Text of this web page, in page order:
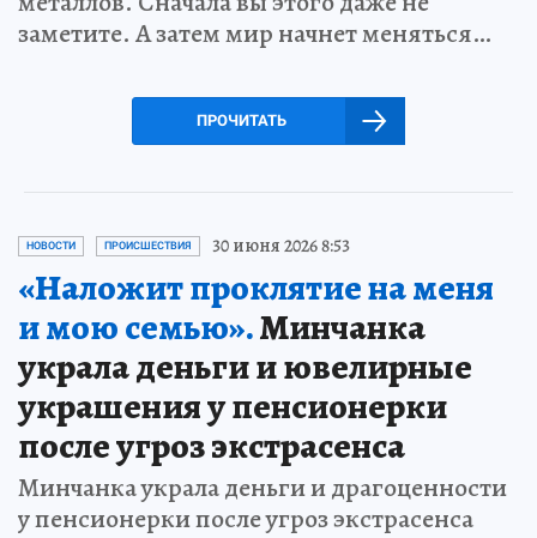
заметите. А затем мир начнет меняться…
ПРОЧИТАТЬ
НОВОСТИ ПРОИСШЕСТВИЯ 30 июня 2026 8:53
«Наложит проклятие на меня
и мою семью».Минчанка
украла деньги и ювелирные
украшения у пенсионерки
после угроз экстрасенса
Минчанка украла деньги и драгоценности
у пенсионерки после угроз экстрасенса